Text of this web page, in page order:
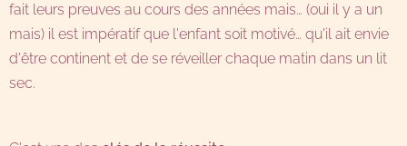
fait leurs preuves au cours des années mais… (oui il y a un
mais) il est impératif que l'enfant soit motivé… qu'il ait envie
d'être continent et de se réveiller chaque matin dans un lit
sec.